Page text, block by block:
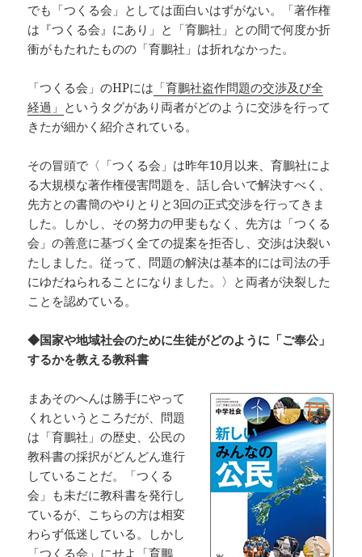
でも「つくる会」としては面白いはずがない。「著作権
は『つくる会』にあり」と「育鵬社」との間で何度か折
衝がもたれたものの「育鵬社」は折れなかった。
「つくる会」のHPには 「育鵬社盗作問題の交渉及び全
経過」 というタグがあり両者がどのように交渉を行って
きたが細かく紹介されている。
その冒頭で〈「つくる会」は昨年10月以来、育鵬社によ
る大規模な著作権侵害問題を、話し合いで解決すべく、
先方との書簡のやりとりと3回の正式交渉を行ってきま
した。しかし、その努力の甲斐もなく、先方は「つくる
会」の善意に基づく全ての提案を拒否し、交渉は決裂い
たしました。従って、問題の解決は基本的には司法の手
にゆだねられることになりました。〉と両者が決裂した
ことを認めている。
◆国家や地域社会のために生徒がどのように「ご奉公」
するかを教える教科書
まあそのへんは勝手にやって
くれというところだが、問題
は「育鵬社」の歴史、公民の
教科書の採択がどんどん進行
していることだ。「つくる
会」も未だに教科書を発行し
ているが、こちらの方は相変
わらず低迷している。しかし
「つくる会」にせよ「育鵬